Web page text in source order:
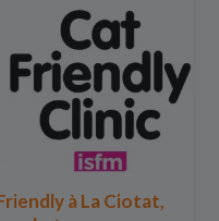
à La Ciotat,